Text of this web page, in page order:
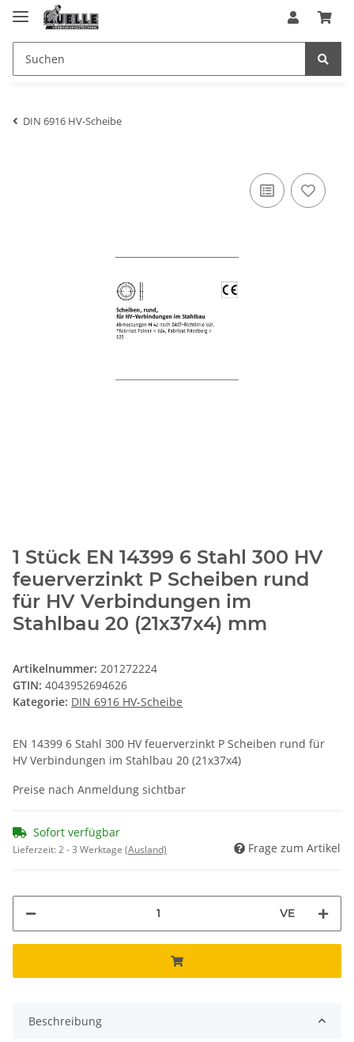
DIN 6916 HV-Scheibe
1 Stück EN 14399 6 Stahl 300 HV
feuerverzinkt P Scheiben rund
für HV Verbindungen im
Stahlbau 20 (21x37x4) mm
Artikelnummer: 201272224
GTIN: 4043952694626
Kategorie: DIN 6916 HV-Scheibe
EN 14399 6 Stahl 300 HV feuerverzinkt P Scheiben rund für
HV Verbindungen im Stahlbau 20 (21x37x4)
Preise nach Anmeldung sichtbar
Sofort verfügbar
Lieferzeit:2 - 3 Werktage (Ausland) Frage zum Artikel
VE
Beschreibung